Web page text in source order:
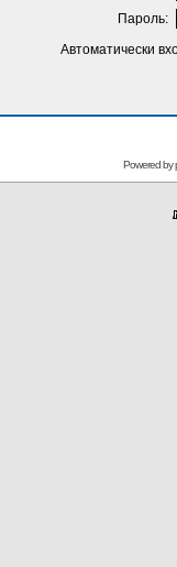
Пароль:
Автоматически
Powered by